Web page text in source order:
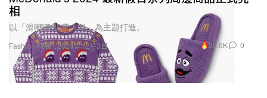
Fashion 時裝
相
以「滑嘟嘟/奶昔大哥」為主題打造。
2024年12月3日 20.6K 0